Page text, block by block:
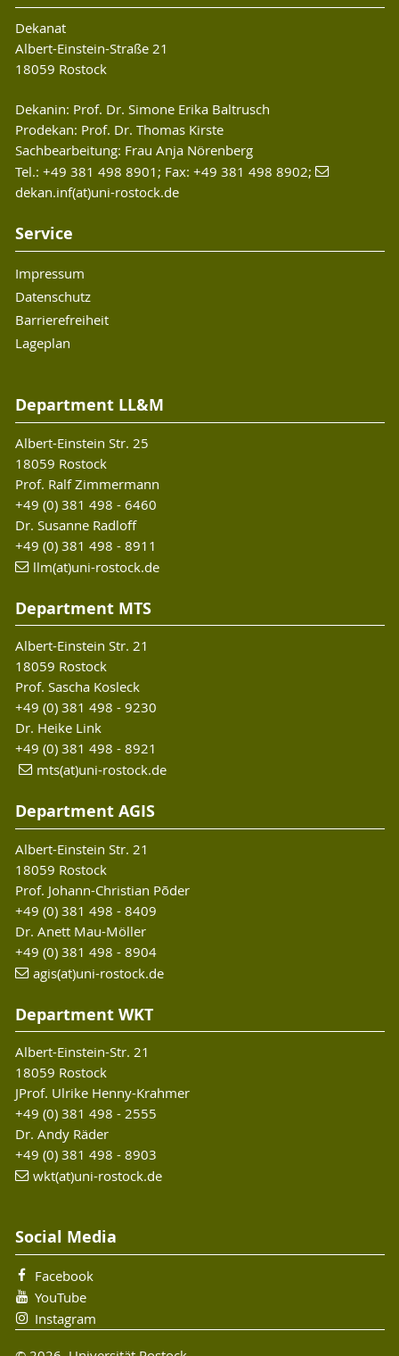
Dekanat
Albert-Einstein-Straße 21
18059 Rostock
Dekanin: Prof. Dr. Simone Erika Baltrusch
Prodekan: Prof. Dr. Thomas Kirste
Sachbearbeitung: Frau Anja Nörenberg
Tel.: +49 381 498 8901; Fax: +49 381 498 8902;
dekan.inf(at)uni-rostock.de
Service
Impressum
Datenschutz
Barrierefreiheit
Lageplan
Department LL&M
Albert-Einstein Str. 25
18059 Rostock
Prof. Ralf Zimmermann
+49 (0) 381 498 - 6460
Dr. Susanne Radloff
+49 (0) 381 498 - 8911
llm(at)uni-rostock.de
Department MTS
Albert-Einstein Str. 21
18059 Rostock
Prof. Sascha Kosleck
+49 (0) 381 498 - 9230
Dr. Heike Link
+49 (0) 381 498 - 8921
mts(at)uni-rostock.de
Department AGIS
Albert-Einstein Str. 21
18059 Rostock
Prof. Johann-Christian Põder
+49 (0) 381 498 - 8409
Dr. Anett Mau-Möller
+49 (0) 381 498 - 8904
agis(at)uni-rostock.de
Department WKT
Albert-Einstein-Str. 21
18059 Rostock
JProf. Ulrike Henny-Krahmer
+49 (0) 381 498 - 2555
Dr. Andy Räder
+49 (0) 381 498 - 8903
wkt(at)uni-rostock.de
Social Media
Facebook
YouTube
Instagram